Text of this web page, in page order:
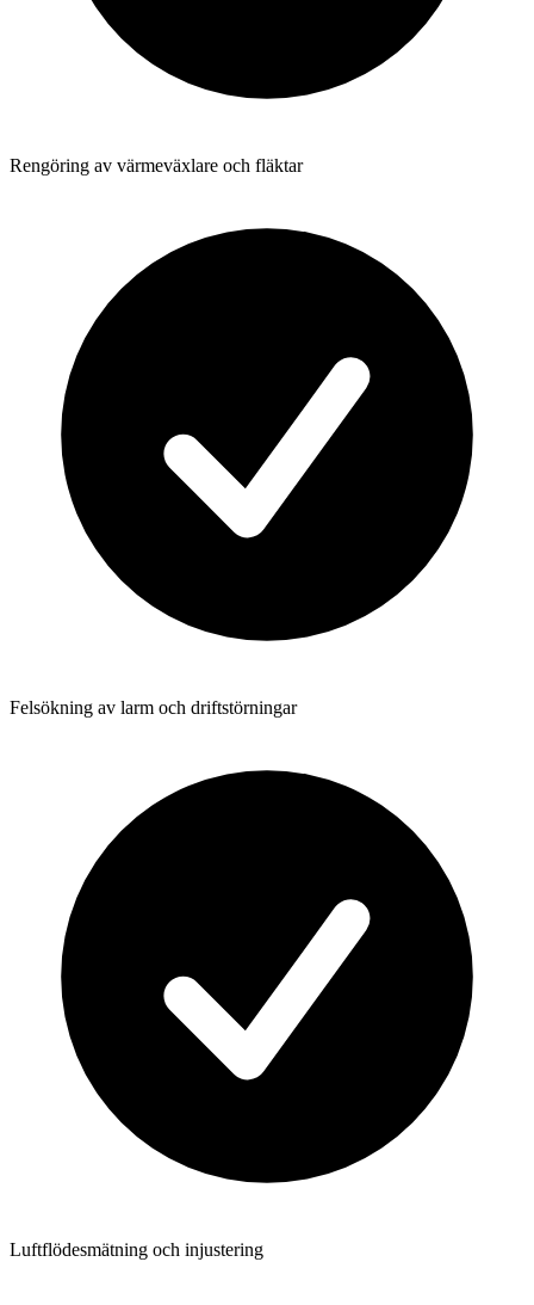
Rengöring av värmeväxlare och fläktar
Felsökning av larm och driftstörningar
Luftflödesmätning och injustering